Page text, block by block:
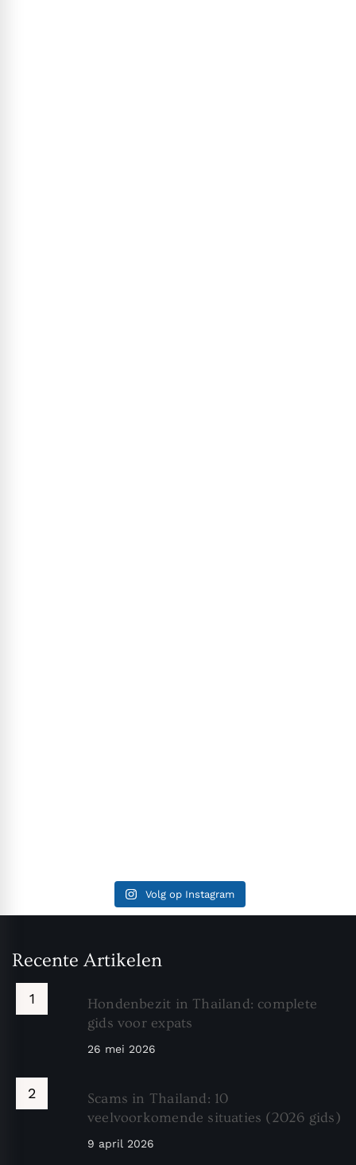
Volg op Instagram
Recente Artikelen
Hondenbezit in Thailand: complete
gids voor expats
26 mei 2026
Scams in Thailand: 10
veelvoorkomende situaties (2026 gids)
9 april 2026